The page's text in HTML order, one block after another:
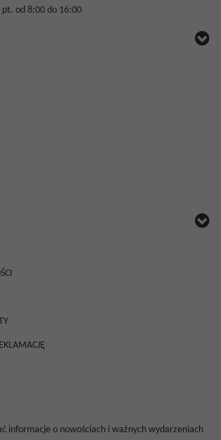
od 8:00 do 16:00
informacje o nowościach i ważnych wydarzeniach